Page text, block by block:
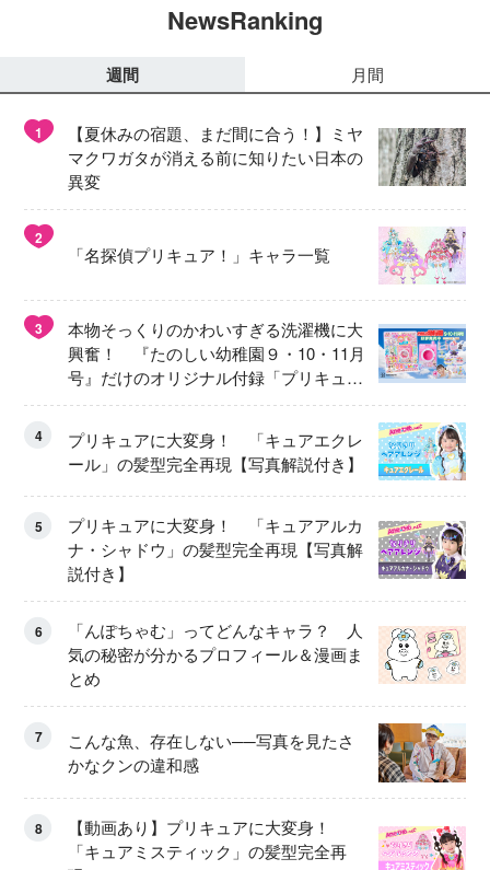
NewsRanking
週間 月間
1
【夏休みの宿題、まだ間に合う！】ミヤ
マクワガタが消える前に知りたい日本の
異変
2
「名探偵プリキュア！」キャラ一覧
3
本物そっくりのかわいすぎる洗濯機に大
興奮！ 『たのしい幼稚園９・10・11月
号』だけのオリジナル付録「プリキュ
ア くるくるせんたくき」
4
プリキュアに大変身！ 「キュアエクレ
ール」の髪型完全再現【写真解説付き】
5
プリキュアに大変身！ 「キュアアルカ
ナ・シャドウ」の髪型完全再現【写真解
説付き】
6
「んぽちゃむ」ってどんなキャラ？ 人
気の秘密が分かるプロフィール＆漫画ま
とめ
7
こんな魚、存在しない──写真を見たさ
かなクンの違和感
8
【動画あり】プリキュアに大変身！
「キュアミスティック」の髪型完全再